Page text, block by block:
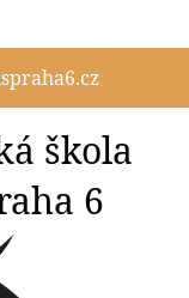
škola
6